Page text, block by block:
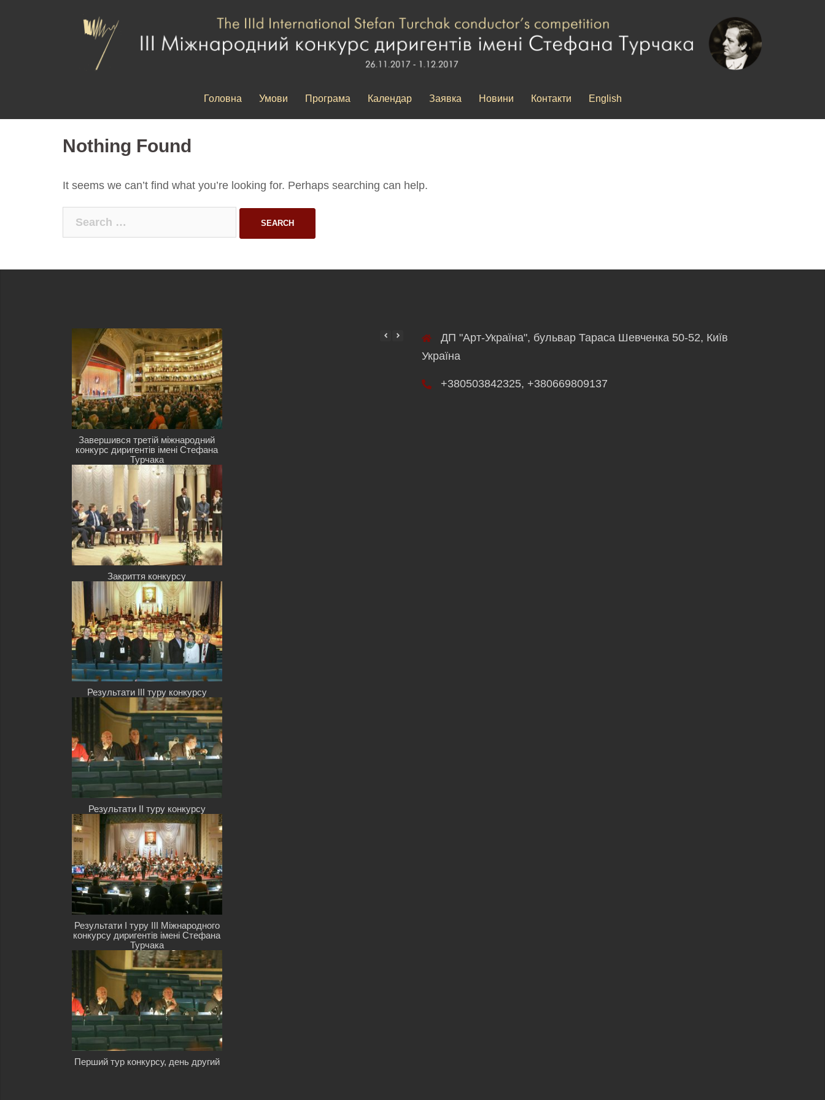
Стефана
Головна Умови Програма Календар Заявка Новини Контакти English
Nothing Found
It seems we can’t find what you’re looking for. Perhaps searching can help.
Search
for:
Завершився третій міжнародний
конкурс диригентів імені Стефана
Турчака
Закриття конкурсу
Результати III туру конкурсу
Результати II туру конкурсу
Результати I туру III Міжнародного
конкурсу диригентів імені Стефана
Турчака
Перший тур конкурсу, день другий
ДП "Арт-Україна", бульвар Тараса Шевченка 50-52, Київ
Україна
+380503842325, +380669809137